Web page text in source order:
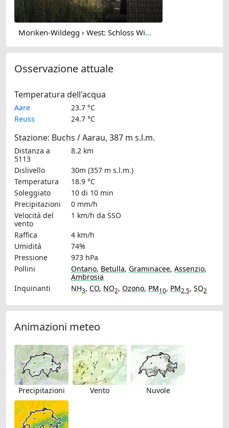
Moriken-Wildegg › West: Schloss Wildegg - Museum Aargau
Osservazione attuale
Temperatura dell'acqua
Aare
23.7 °C
Reuss
24.7 °C
Stazione: Buchs / Aarau, 387 m s.l.m.
Distanza a
5113
8.2 km
Dislivello
30m (357 m s.l.m.)
Temperatura
18.9 °C
Soleggiato
10 di 10 min
Precipitazioni
0 mm/h
Velocità del
vento
1 km/h da SSO
Raffica
4 km/h
Umidità
74%
Pressione
973 hPa
Pollini
Ontano, Betulla, Graminacee, Assenzio,
Ambrosia
Inquinanti
NH3, CO, NO2, Ozono, PM10, PM2.5, SO2
Animazioni meteo
Precipitazioni Vento Nuvole